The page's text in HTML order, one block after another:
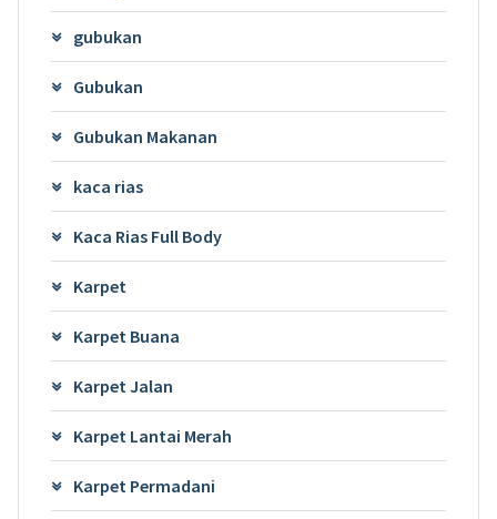
gubukan
Gubukan
Gubukan Makanan
kaca rias
Kaca Rias Full Body
Karpet
Karpet Buana
Karpet Jalan
Karpet Lantai Merah
Karpet Permadani